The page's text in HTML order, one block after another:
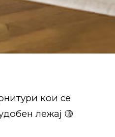
кои се
лежај 🟡